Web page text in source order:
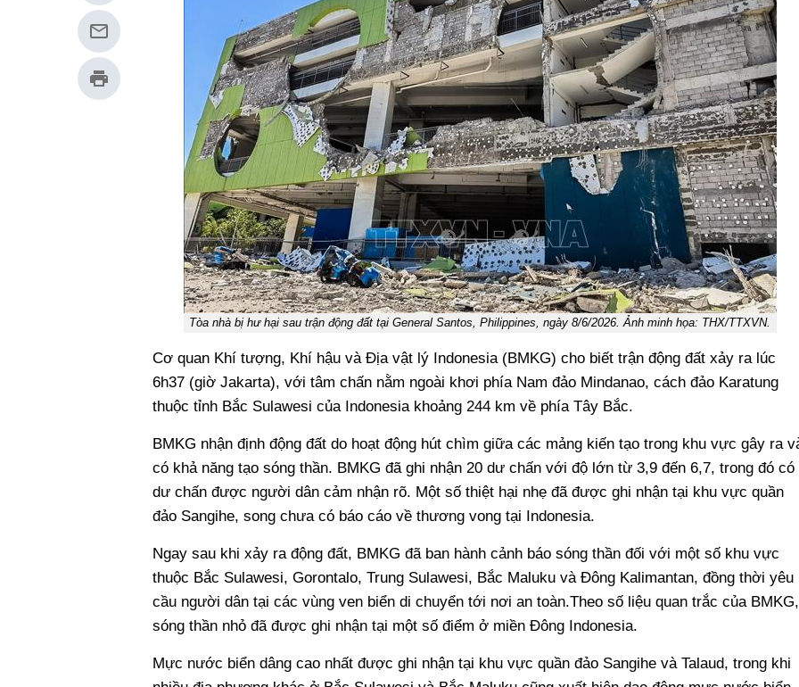
Tòa nhà bị hư hại sau trận động đất tại General Santos, Philippines, ngày 8/6/2026. Ảnh minh họa: THX/TTXVN.
Cơ quan Khí tượng, Khí hậu và Địa vật lý Indonesia (BMKG) cho biết trận động đất xảy ra lúc
6h37 (giờ Jakarta), với tâm chấn nằm ngoài khơi phía Nam đảo Mindanao, cách đảo Karatung
thuộc tỉnh Bắc Sulawesi của Indonesia khoảng 244 km về phía Tây Bắc.
BMKG nhận định động đất do hoạt động hút chìm giữa các mảng kiến tạo trong khu vực gây ra
có khả năng tạo sóng thần. BMKG đã ghi nhận 20 dư chấn với độ lớn từ 3,9 đến 6,7, trong đó có
dư chấn được người dân cảm nhận rõ. Một số thiệt hại nhẹ đã được ghi nhận tại khu vực quần
đảo Sangihe, song chưa có báo cáo về thương vong tại Indonesia.
Ngay sau khi xảy ra động đất, BMKG đã ban hành cảnh báo sóng thần đối với một số khu vực
thuộc Bắc Sulawesi, Gorontalo, Trung Sulawesi, Bắc Maluku và Đông Kalimantan, đồng thời yêu
cầu người dân tại các vùng ven biển di chuyển tới nơi an toàn.Theo số liệu quan trắc của BMKG,
sóng thần nhỏ đã được ghi nhận tại một số điểm ở miền Đông Indonesia.
Mực nước biển dâng cao nhất được ghi nhận tại khu vực quần đảo Sangihe và Talaud, trong khi